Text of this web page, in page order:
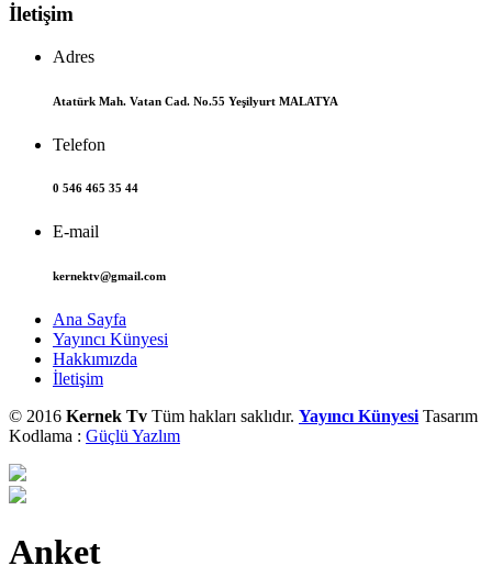
İletişim
Adres
Atatürk Mah. Vatan Cad. No.55 Yeşilyurt MALATYA
Telefon
0 546 465 35 44
E-mail
kernektv@gmail.com
Ana Sayfa
Yayıncı Künyesi
Hakkımızda
İletişim
© 2016 Kernek Tv Tüm hakları saklıdır. Yayıncı Künyesi Tasarım
Kodlama : Güçlü Yazlım
Anket